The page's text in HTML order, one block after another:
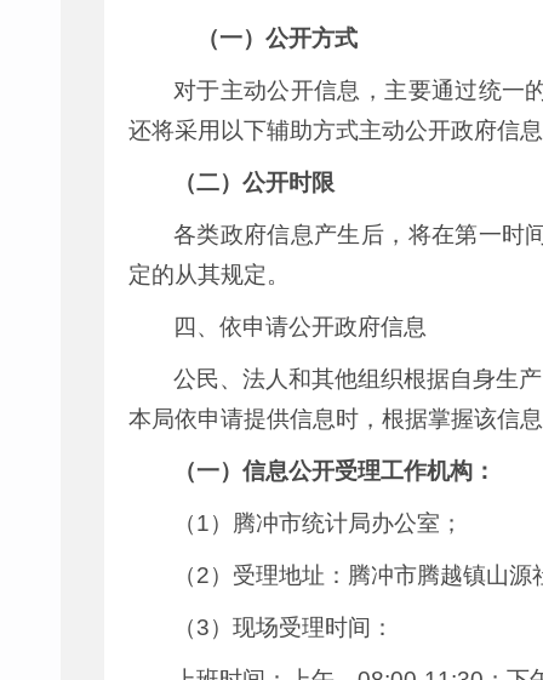
（一）公开方式
对于主动公开信息，主要通过统一
还将采用以下辅助方式主动公开政府信
（二）公开时限
各类政府信息产生后，将在第一时
定的从其规定。
四、依申请公开政府信息
公民、法人和其他组织根据自身生
本局依申请提供信息时，根据掌握该信
（一）信息公开受理工作机构：
（1）腾冲市统计局办公室；
（2）受理地址：腾冲市腾越镇山
（3）现场受理时间：